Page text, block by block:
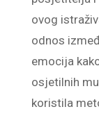
ovog
odnos
emocija
osjetilnih
koristila